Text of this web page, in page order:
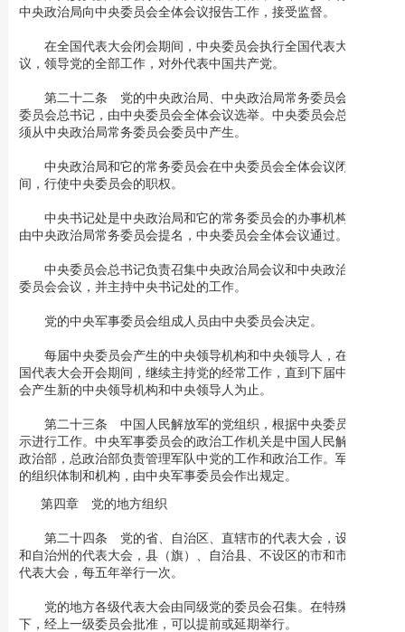
中央政治局向中央委员会全体会议报告工作，接受监督。
在全国代表大会闭会期间，中央委员会执行全国代表大会的决
议，领导党的全部工作，对外代表中国共产党。
第二十二条 党的中央政治局、中央政治局常务委员会和中央
委员会总书记，由中央委员会全体会议选举。中央委员会总书记必
须从中央政治局常务委员会委员中产生。
中央政治局和它的常务委员会在中央委员会全体会议闭会期
间，行使中央委员会的职权。
中央书记处是中央政治局和它的常务委员会的办事机构；成员
由中央政治局常务委员会提名，中央委员会全体会议通过。
中央委员会总书记负责召集中央政治局会议和中央政治局常务
委员会会议，并主持中央书记处的工作。
党的中央军事委员会组成人员由中央委员会决定。
每届中央委员会产生的中央领导机构和中央领导人，在下届全
国代表大会开会期间，继续主持党的经常工作，直到下届中央委员
会产生新的中央领导机构和中央领导人为止。
第二十三条 中国人民解放军的党组织，根据中央委员会的指
示进行工作。中央军事委员会的政治工作机关是中国人民解放军总
政治部，总政治部负责管理军队中党的工作和政治工作。军队中党
的组织体制和机构，由中央军事委员会作出规定。
第四章 党的地方组织
第二十四条 党的省、自治区、直辖市的代表大会，设区的市
和自治州的代表大会，县（旗）、自治县、不设区的市和市辖区的
代表大会，每五年举行一次。
党的地方各级代表大会由同级党的委员会召集。在特殊情况
下，经上一级委员会批准，可以提前或延期举行。